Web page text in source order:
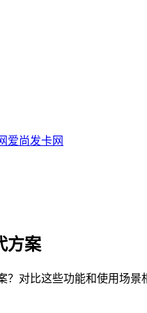
爱尚发卡网
方案
？对比这些功能和使用场景